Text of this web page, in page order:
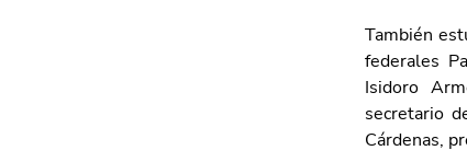
También
federales
Isidoro
secretario
Cárdenas,